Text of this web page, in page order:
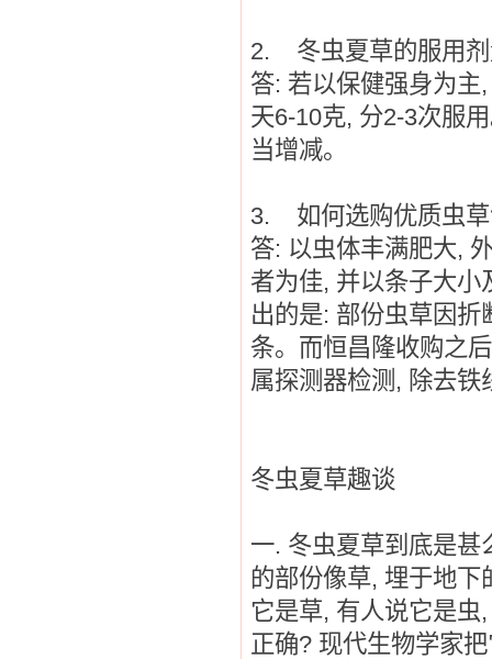
2. 冬虫夏草的服用
答: 若以保健强身为主
天6-10克, 分2-3次服
当增减。
3. 如何选购优质虫草
答: 以虫体丰满肥大,
者为佳, 并以条子大小
出的是: 部份虫草因折
条。而恒昌隆收购之后
属探测器检测 , 除去铁
冬虫夏草趣谈
一. 冬虫夏草到底是甚
的部份像草, 埋于地下
它是草, 有人说它是虫
正确? 现代生物学家